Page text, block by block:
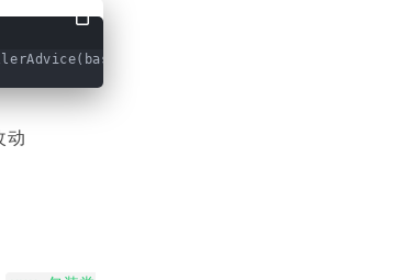
=
动